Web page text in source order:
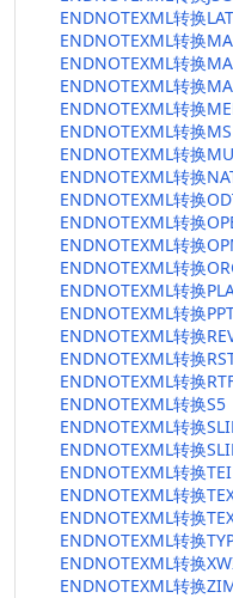
ENDNOTEXML转换
ENDNOTEXML转换
ENDNOTEXML转换
ENDNOTEXML转换
ENDNOTEXML转换
ENDNOTEXML转换MS
ENDNOTEXML转换
ENDNOTEXML转换
ENDNOTEXML转换
ENDNOTEXML转换
ENDNOTEXML转换
ENDNOTEXML转换
ENDNOTEXML转换
ENDNOTEXML转换
ENDNOTEXML转换
ENDNOTEXML转换
ENDNOTEXML转换
ENDNOTEXML转换S5
ENDNOTEXML转换
ENDNOTEXML转换
ENDNOTEXML转换TEI
ENDNOTEXML转换
ENDNOTEXML转换
ENDNOTEXML转换
ENDNOTEXML转换
ENDNOTEXML转换